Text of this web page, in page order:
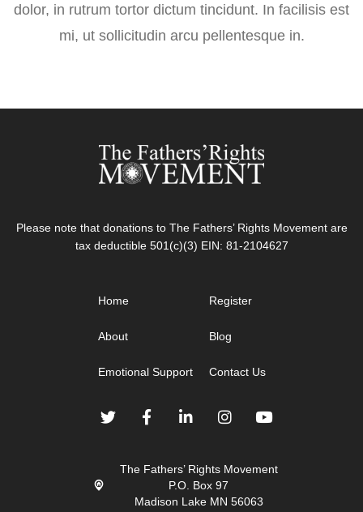
dolor, in rutrum tortor dictum tincidunt. In facilisis est
mi, ut sollicitudin arcu pellentesque in.
Please note that donations to The Fathers’ Rights Movement are
tax deductible 501(c)(3) EIN: 81-2104627
Home
About
Emotional Support
Register
Blog
Contact Us
The Fathers’ Rights Movement
P.O. Box 97
Madison Lake MN 56063